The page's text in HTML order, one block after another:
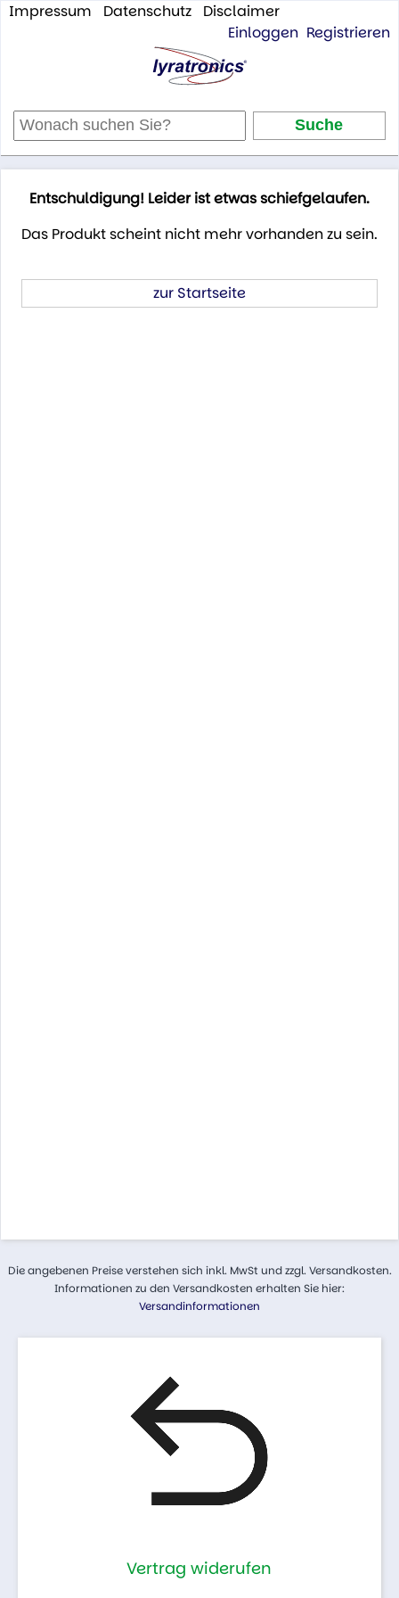
Impressum Datenschutz
Disclaimer
Einloggen Registrieren
Entschuldigung! Leider ist etwas schiefgelaufen.
Das Produkt scheint nicht mehr vorhanden zu sein.
zur Startseite
Die angebenen Preise verstehen sich inkl. MwSt und zzgl. Versandkosten.
Informationen zu den Versandkosten erhalten Sie hier:
Versandinformationen
Vertrag widerufen